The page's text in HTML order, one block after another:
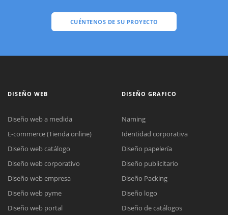
CUÉNTENOS DE SU PROYECTO
DISEÑO WEB
Diseño web a medida
E-commerce (Tienda online)
Diseño web catálogo
Diseño web corporativo
Diseño web empresa
Diseño web pyme
Diseño web portal
DISEÑO GRAFICO
Naming
Identidad corporativa
Diseño papelería
Diseño publicitario
Diseño Packing
Diseño logo
Diseño de catálogos